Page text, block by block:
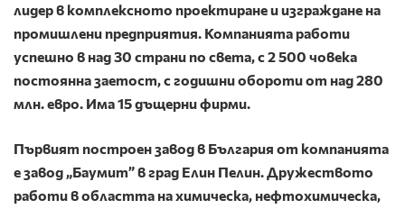
лидер в комплексното проектиране и изграждане на
промишлени предприятия. Компанията работи
успешно в над 30 страни по света, с 2 500 човека
постоянна заетост, с годишни обороти от над 280
млн. евро. Има 15 дъщерни фирми.
Първият построен завод в България от компанията
е завод „Баумит” в град Елин Пелин. Дружеството
работи в областта на химическа, нефтохимическа,